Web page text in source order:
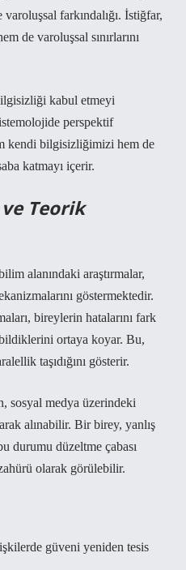
farkındalığı. İstiğfar,
de varoluşsal sınırlarını
kabul etmeyi
perspektif
kendi bilgisizliğimizi hem de
katmayı içerir.
Teorik
alanındaki araştırmalar,
göstermektedir.
bireylerin hatalarını fark
ortaya koyar. Bu,
taşıdığını gösterir.
sosyal medya üzerindeki
alınabilir. Bir birey, yanlış
durumu düzeltme çabası
olarak görülebilir.
güveni yeniden tesis